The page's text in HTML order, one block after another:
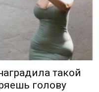
такой
голову